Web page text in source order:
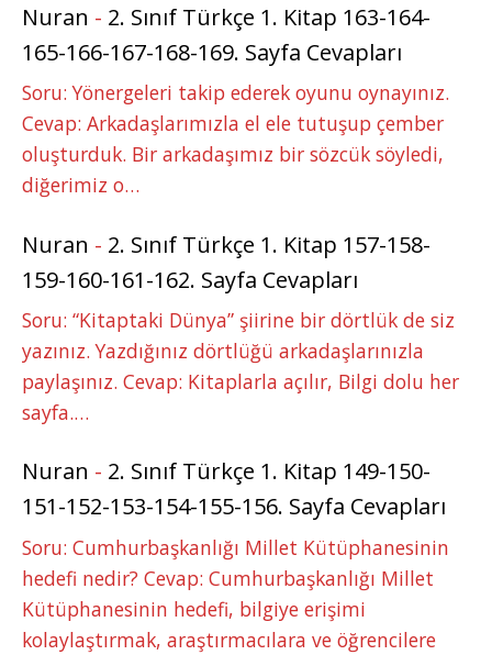
Nuran - 2. Sınıf Türkçe 1. Kitap 163-164-
165-166-167-168-169. Sayfa Cevapları
Soru: Yönergeleri takip ederek oyunu oynayınız.
Cevap: Arkadaşlarımızla el ele tutuşup çember
oluşturduk. Bir arkadaşımız bir sözcük söyledi,
diğerimiz o…
Nuran - 2. Sınıf Türkçe 1. Kitap 157-158-
159-160-161-162. Sayfa Cevapları
Soru: “Kitaptaki Dünya” şiirine bir dörtlük de siz
yazınız. Yazdığınız dörtlüğü arkadaşlarınızla
paylaşınız. Cevap: Kitaplarla açılır, Bilgi dolu her
sayfa.…
Nuran - 2. Sınıf Türkçe 1. Kitap 149-150-
151-152-153-154-155-156. Sayfa Cevapları
Soru: Cumhurbaşkanlığı Millet Kütüphanesinin
hedefi nedir? Cevap: Cumhurbaşkanlığı Millet
Kütüphanesinin hedefi, bilgiye erişimi
kolaylaştırmak, araştırmacılara ve öğrencilere